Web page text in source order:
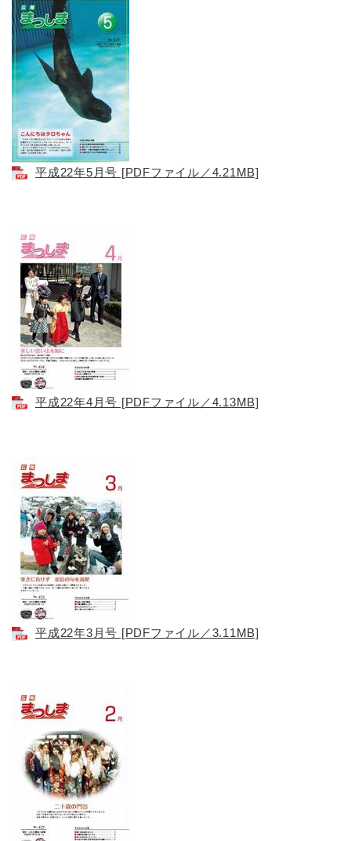
平成22年5月号 [PDFファイル／4.21MB]
平成22年4月号 [PDFファイル／4.13MB]
平成22年3月号 [PDFファイル／3.11MB]